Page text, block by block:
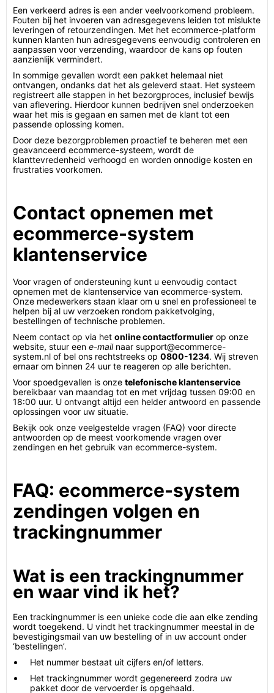
Een verkeerd adres is een ander veelvoorkomend probleem.
Fouten bij het invoeren van adresgegevens leiden tot mislukte
leveringen of retourzendingen. Met het ecommerce-platform
kunnen klanten hun adresgegevens eenvoudig controleren en
aanpassen voor verzending, waardoor de kans op fouten
aanzienlijk vermindert.
In sommige gevallen wordt een pakket helemaal niet
ontvangen, ondanks dat het als geleverd staat. Het systeem
registreert alle stappen in het bezorgproces, inclusief bewijs
van aflevering. Hierdoor kunnen bedrijven snel onderzoeken
waar het mis is gegaan en samen met de klant tot een
passende oplossing komen.
Door deze bezorgproblemen proactief te beheren met een
geavanceerd ecommerce-systeem, wordt de
klanttevredenheid verhoogd en worden onnodige kosten en
frustraties voorkomen.
Contact opnemen met
ecommerce-system
klantenservice
Voor vragen of ondersteuning kunt u eenvoudig contact
opnemen met de klantenservice van ecommerce-system.
Onze medewerkers staan klaar om u snel en professioneel te
helpen bij al uw verzoeken rondom pakketvolging,
bestellingen of technische problemen.
Neem contact op via het online contactformulier op onze
website, stuur een e-mailnaar support@ecommerce-
system.nl of bel ons rechtstreeks op 0800-1234. Wij streven
ernaar om binnen 24 uur te reageren op alle berichten.
Voor spoedgevallen is onze telefonische klantenservice
bereikbaar van maandag tot en met vrijdag tussen 09:00 en
18:00 uur. U ontvangt altijd een helder antwoord en passende
oplossingen voor uw situatie.
Bekijk ook onze veelgestelde vragen (FAQ) voor directe
antwoorden op de meest voorkomende vragen over
zendingen en het gebruik van ecommerce-system.
FAQ: ecommerce-system
zendingen volgen en
trackingnummer
Wat is een trackingnummer
en waar vind ik het?
Een trackingnummer is een unieke code die aan elke zending
wordt toegekend. U vindt het trackingnummer meestal in de
bevestigingsmail van uw bestelling of in uw account onder
‘bestellingen’.
Het nummer bestaat uit cijfers en/of letters.
Het trackingnummer wordt gegenereerd zodra uw
pakket door de vervoerder is opgehaald.